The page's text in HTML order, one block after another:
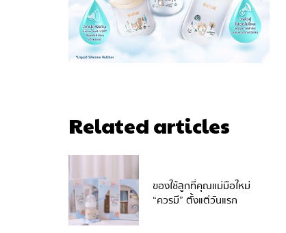
Related articles
ของใช้ลูกที่คุณแม่มือใหม่
“ควรมี” ตั้งแต่วันแรก